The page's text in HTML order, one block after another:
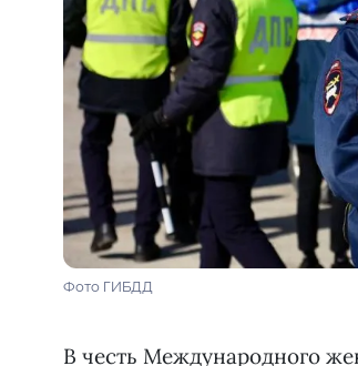
Фото ГИБДД
В честь Международного